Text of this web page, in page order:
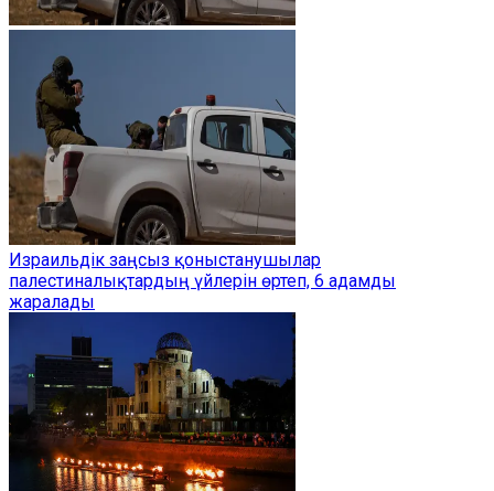
Израильдік заңсыз қоныстанушылар
палестиналықтардың үйлерін өртеп, 6 адамды
жаралады